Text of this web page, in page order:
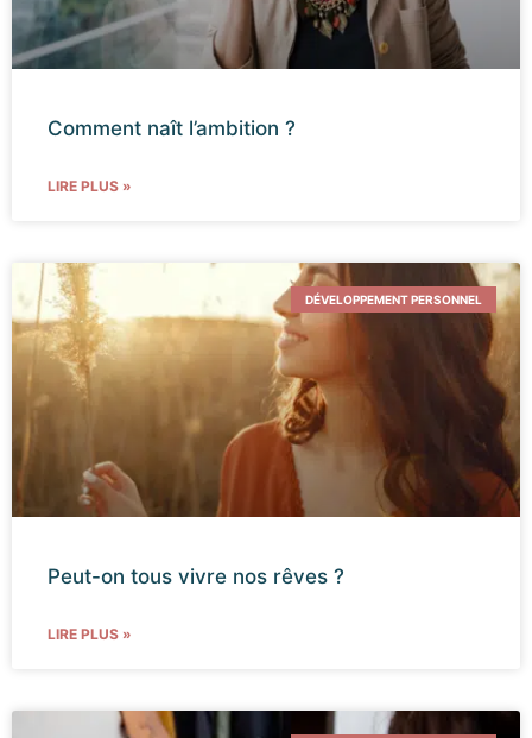
Comment naît l’ambition ?
LIRE PLUS »
DÉVELOPPEMENT PERSONNEL
Peut-on tous vivre nos rêves ?
LIRE PLUS »